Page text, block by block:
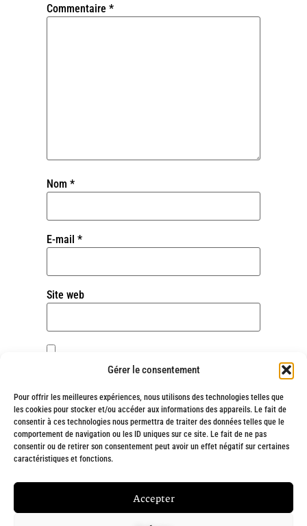
Gérer le consentement
Pour offrir les meilleures expériences, nous utilisons des technologies telles que
les cookies pour stocker et/ou accéder aux informations des appareils. Le fait de
consentir à ces technologies nous permettra de traiter des données telles que le
comportement de navigation ou les ID uniques sur ce site. Le fait de ne pas
consentir ou de retirer son consentement peut avoir un effet négatif sur certaines
caractéristiques et fonctions.
Accepter
Commentaire *
Nom *
E-mail *
Site web
Enregistrer mon nom, mon e-mail et mon site
dans le navigateur pour mon prochain
Alternative:
Fait avec